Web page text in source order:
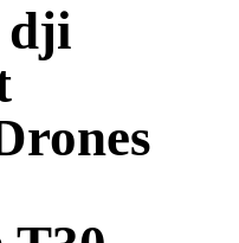
dji